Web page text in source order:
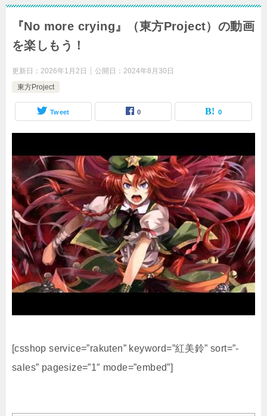
『No more crying』（東方Project）の動画
を楽しもう！
更新日： 2026年1月2日 公開日： 2024年8月30日
東方Project
Tweet 0 0
[csshop service=”rakuten” keyword=”紅美鈴” sort=”-
sales” pagesize=”1″ mode=”embed”]